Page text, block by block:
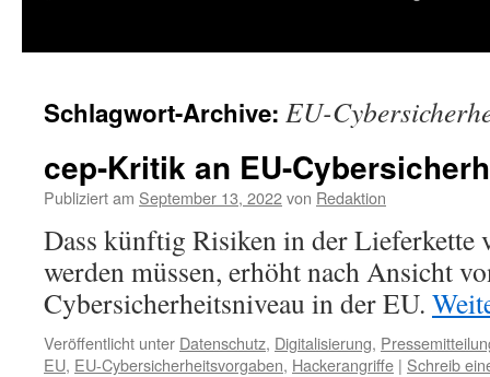
Schlagwort-Archive: EU-
cep-Kritik an EU-
Publiziert am September 13, 2022von Redaktion
Dass künftig Risiken in der Lieferkette
werden müssen, erhöht nach Ansicht
Cybersicherheitsniveau in der EU.
Veröffentlicht unter Datenschutz, Digitalisierung,
EU, EU-Cybersicherheitsvorgaben, Hackerangriffe | Schreib